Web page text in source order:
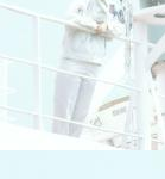
今週の「内